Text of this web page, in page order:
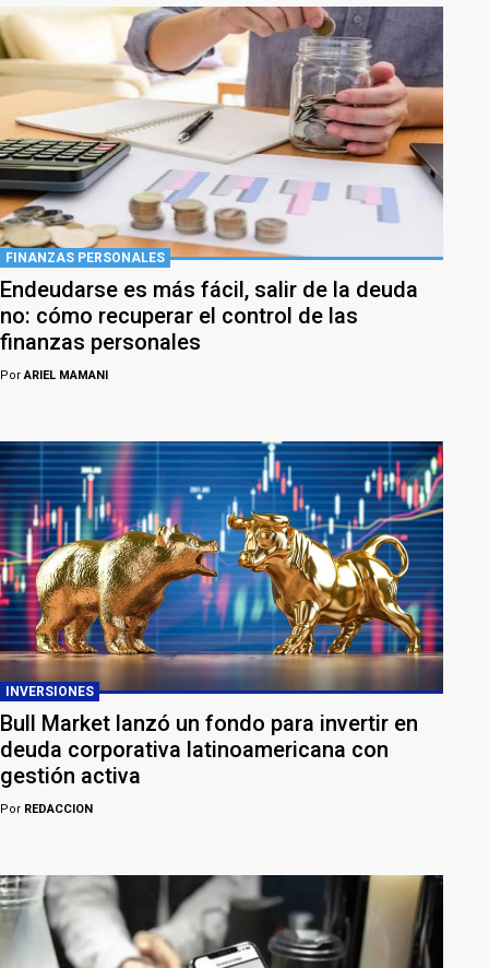
FINANZAS PERSONALES
Endeudarse es más fácil, salir de la deuda
no: cómo recuperar el control de las
finanzas personales
Por ARIEL MAMANI
INVERSIONES
Bull Market lanzó un fondo para invertir en
deuda corporativa latinoamericana con
gestión activa
Por REDACCION